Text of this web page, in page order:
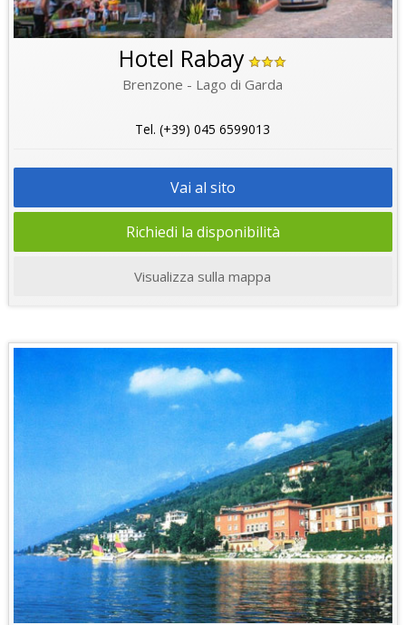
Hotel Rabay
Brenzone - Lago di Garda
Tel. (+39) 045 6599013
Vai al sito
Richiedi la disponibilità
Visualizza sulla mappa